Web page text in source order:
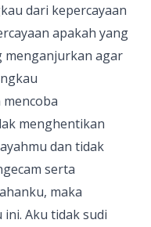
dari kepercayaan
apakah yang
menganjurkan agar
menghentikan
dan tidak
serta
maka
Aku tidak sudi